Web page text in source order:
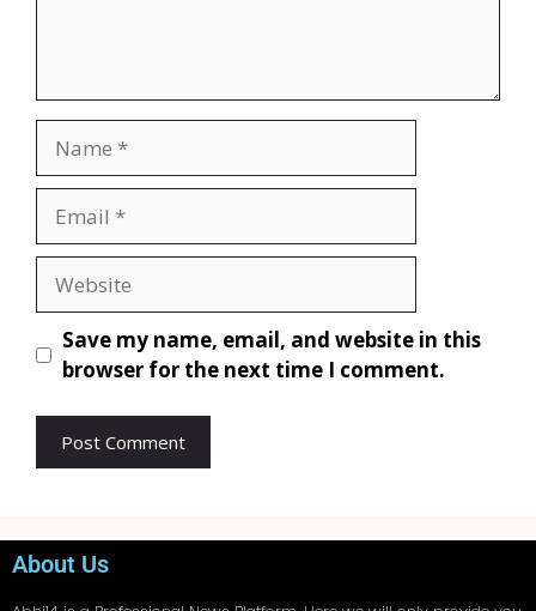
Save my name, email, and website in this
browser for the next time I comment.
About Us